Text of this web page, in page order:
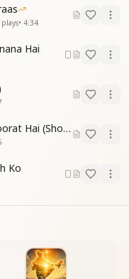
where true
smiles of joy.
smiles of joy.
plays• 4:34
Hai
Hamare Desh Ko Hamari Jaroorat Hai (Short)
Ko